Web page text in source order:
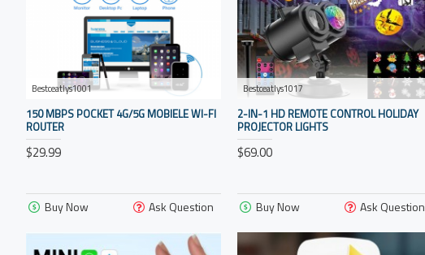
Bestceatlys1001
150 MBPS POCKET 4G/5G MOBIELE WI-FI
ROUTER
$29.99
Buy Now Ask Question
Bestceatlys1017
2-IN-1 HD REMOTE CONTROL HOLIDAY
PROJECTOR LIGHTS
$69.00
Buy Now Ask Question